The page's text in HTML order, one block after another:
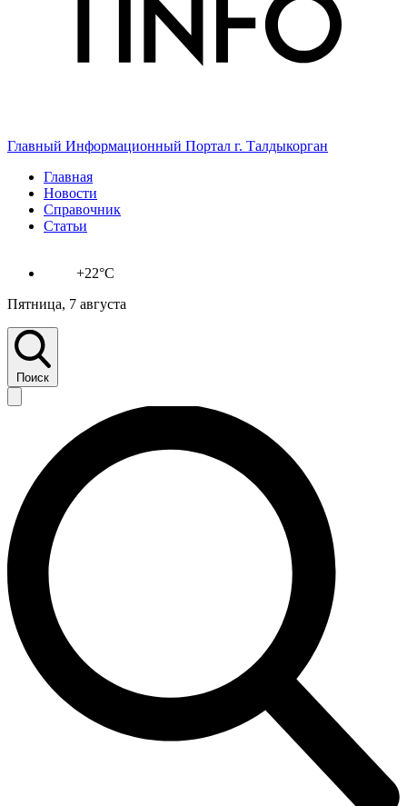
Главный Информационный Портал г. Талдыкорган
Главная
Новости
Справочник
Статьи
+22°C
Пятница, 7 августа
Поиск